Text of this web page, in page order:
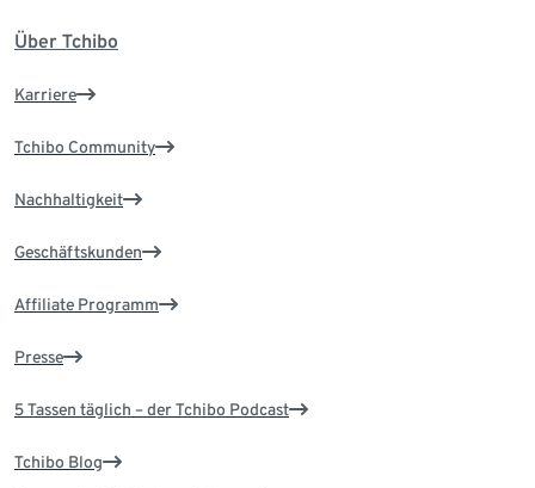
Über Tchibo
Karriere
Tchibo Community
Nachhaltigkeit
Geschäftskunden
Affiliate Programm
Presse
5 Tassen täglich – der Tchibo Podcast
Tchibo Blog